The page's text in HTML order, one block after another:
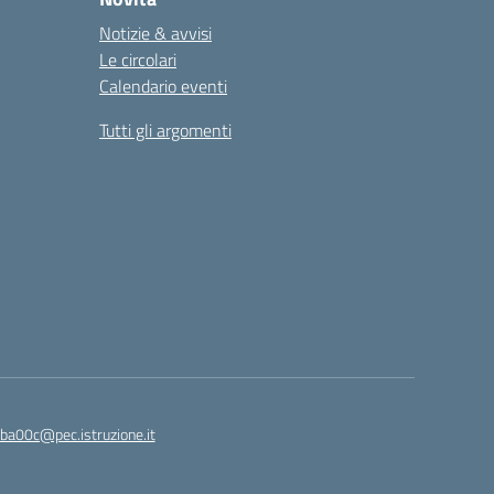
Notizie & avvisi
Le circolari
Calendario eventi
Tutti gli argomenti